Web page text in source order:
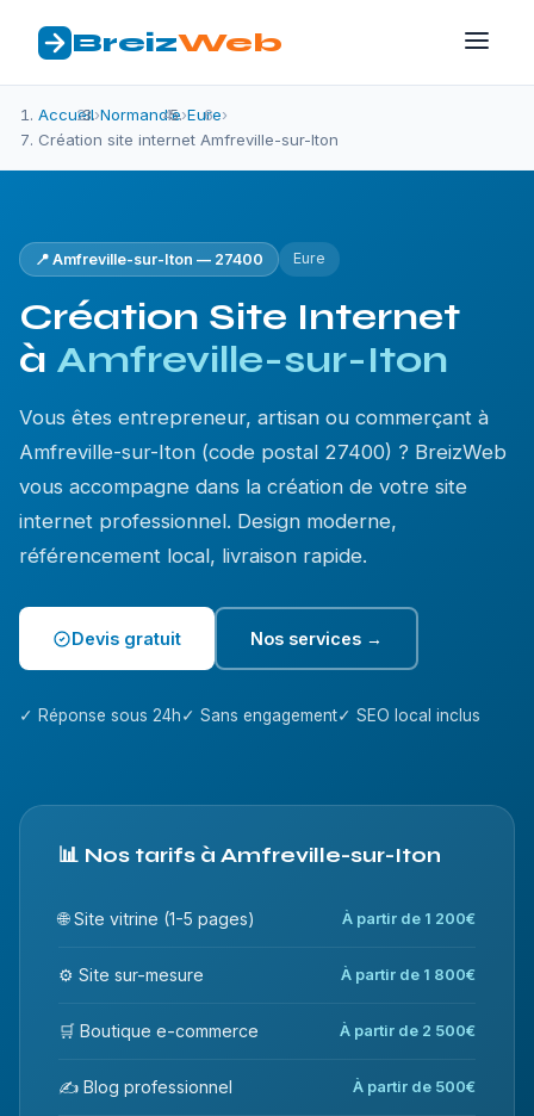
BreizWeb
Accueil›Normandie›Eure›
Création site internet Amfreville-sur-Iton
📍 Amfreville-sur-Iton — 27400 Eure
Création Site Internet
à Amfreville-sur-Iton
Vous êtes entrepreneur, artisan ou commerçant à
Amfreville-sur-Iton (code postal 27400) ? BreizWeb
vous accompagne dans la création de votre site
internet professionnel. Design moderne,
référencement local, livraison rapide.
Devis gratuit Nos services →
✓ Réponse sous 24h✓ Sans engagement✓ SEO local inclus
📊 Nos tarifs à Amfreville-sur-Iton
🌐 Site vitrine (1-5 pages) À partir de 1 200€
⚙️ Site sur-mesure À partir de 1 800€
🛒 Boutique e-commerce À partir de 2 500€
✍️ Blog professionnel À partir de 500€